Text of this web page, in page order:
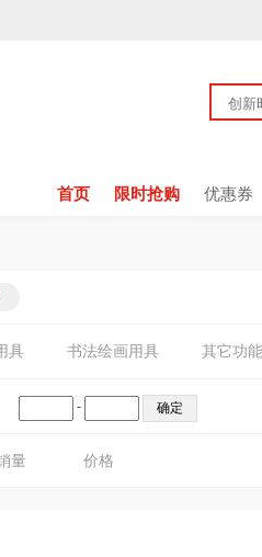
首页 限时抢购 优惠券
具 书法绘画用具 其它功
-
量 价格